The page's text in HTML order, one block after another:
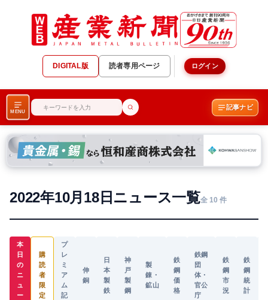
DIGITAL版 読者専用ページ ログイン
MENU
記事ナビ
2022年10月18日ニュース一覧全 10 件
本
日
の
ニ
ュ
ー
購
読
者
限
定
プ
レ
ミ
ア
ム
記
伸
銅
日
本
製
鉄
神
戸
製
鋼
製
錬・
鉱山
鉄
鋼
価
格
鉄鋼
団
体・
官公
庁
鉄
鋼
市
況
鉄
鋼
統
計